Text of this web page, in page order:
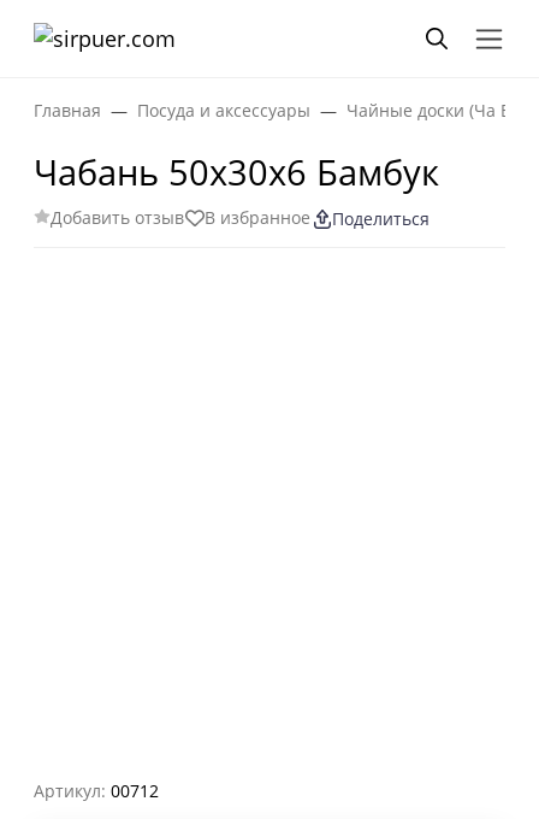
Главная Посуда и аксессуары Чайные доски (Ча
Чабань 50х30х6 Бамбук
Добавить отзыв В избранное Поделиться
Артикул: 00712